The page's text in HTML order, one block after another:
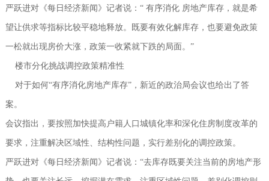
严跃进对《每日经济新闻》记者说：“ 有序消化 房地产库存，就是希
望让供求等指标比较平稳地释放。既要有效化解库存，也要避免政策
一松就出现房价大涨，政策一收紧就下跌的局面。”
楼市分化挑战调控政策精准性
对于如何“有序消化房地产库存”，新近的政治局会议也给出了答
案。
会议指出，要按照加快提高户籍人口城镇化率和深化住房制度改革的
要求，注重解决区域性、结构性问题，实行差别化的调控政策。
严跃进对《每日经济新闻》记者说：“去库存既要关注当前的房地产形